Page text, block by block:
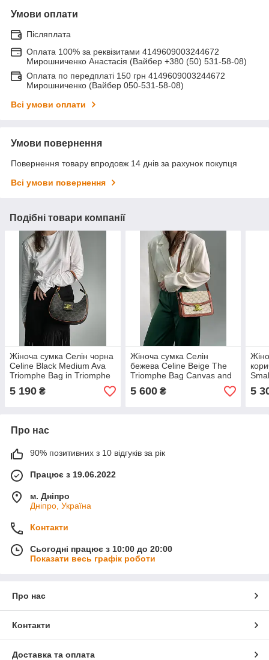
Умови оплати
Післяплата
Оплата 100% за реквізитами 4149609003244672
Мирошниченко Анастасія (Вайбер +380 (50) 531-58-08)
Оплата по передплаті 150 грн 4149609003244672
Мирошниченко (Вайбер 050-531-58-08)
Всі умови оплати
Умови повернення
Повернення товару впродовж 14 днів за рахунок покупця
Всі умови повернення
Подібні товари компанії
Жіноча сумка Селін чорна
Celine Black Medium Ava
Triomphe Bag in Triomphe
5 190 ₴
Жіноча сумка Селін
бежева Celine Beige The
Triomphe Bag Canvas and
Calfskin
5 600₴
Cuir
5
Про нас
90% позитивних з 10 відгуків за рік
Працює з 19.06.2022
м. Дніпро
Дніпро, Україна
Контакти
Сьогодні працює з 10:00 до 20:00
Показати весь графік роботи
Про нас
Контакти
Доставка та оплата